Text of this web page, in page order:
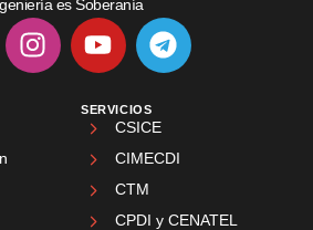
es Soberanía
SERVICIOS
CSICE
CIMECDI
CTM
CPDI y CENATEL